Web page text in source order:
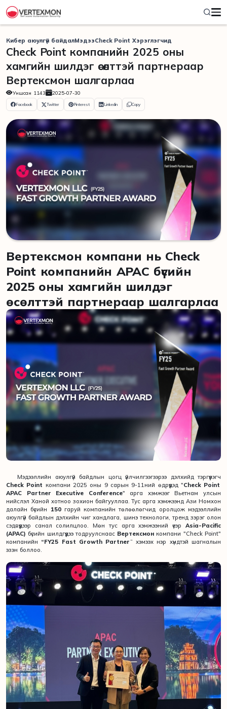
Кибер аюулгүй байдалМэдээCheck Point Хэрэглэгчид
Check Point компанийн 2025 оны
хамгийн шилдэг өсөлттэй партнераар
Вертексмон шалгарлаа
Уншсан 1143 2025-07-30
Facebook Twitter Pinterest Linkedin Copy
Вертексмон компани нь Check
Point компанийн APAC бүсийн
2025 оны хамгийн шилдэг
өсөлттэй партнераар шалгарлаа
Мэдээллийн аюулгүй байдлын цогц үйлчилгээгээрээ дэлхийд тэргүүлэгч
Check Point компани 2025 оны 9 сарын 9-11ний өдрүүдэд "Check Point
APAC Partner Executive Conference" арга хэмжээг Вьетнам улсын
нийслэл Ханой хотноо зохион байгууллаа. Тус арга хэмжээнд Ази Номхон
далайн бүсийн
150 гаруй компанийн төлөөлөгчид оролцож мэдээллийн
аюулгүй байдлын дэлхийн чиг хандлага, шинэ технологи, тренд зэрэг олон
сэдвүүдээр санал солилцлоо. Мөн тус арга хэмжээний үеэр Asia-Pacific
(APAC) бүсийн шилдгүүдээ тодруулснаас Вертексмонкомпани "Check Point"
компанийн “FY25 Fast Growth Partner ” хэмээх нэр хүндтэй шагналын
эзэн боллоо.